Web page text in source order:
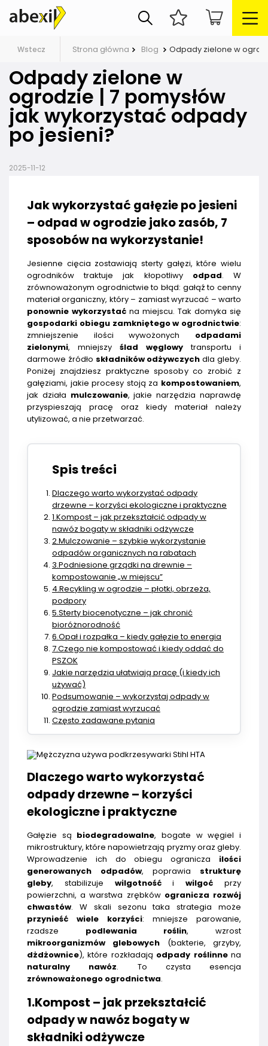
Wstecz Strona główna Blog Odpady zielone w
Odpady zielone w
ogrodzie | 7 pomysłów
jak wykorzystać odpady
po jesieni?
2025-11-12
Jak wykorzystać gałęzie po jesieni
– odpad w ogrodzie jako zasób, 7
sposobów na wykorzystanie!
Jesienne cięcia zostawiają sterty gałęzi, które wielu
ogrodników traktuje jak kłopotliwy odpad. W
zrównoważonym ogrodnictwie to błąd: gałąź to cenny
materiał organiczny, który – zamiast wyrzucać – warto
ponownie wykorzystać na miejscu. Tak domyka się
gospodarki obiegu zamkniętego w ogrodnictwie:
zmniejszenie ilości wywożonych odpadami
zielonymi, mniejszy ślad węglowy transportu i
darmowe źródło składników odżywczych dla gleby.
Poniżej znajdziesz praktyczne sposoby co zrobić z
gałęziami, jakie procesy stoją za kompostowaniem,
jak działa mulczowanie, jakie narzędzia naprawdę
przyspieszają pracę oraz kiedy materiał należy
utylizować, a nie przetwarzać.
Spis treści
Dlaczego warto wykorzystać odpady
drzewne – korzyści ekologiczne i praktyczne
1.Kompost – jak przekształcić odpady w
nawóz bogaty w składniki odżywcze
2.Mulczowanie – szybkie wykorzystanie
odpadów organicznych na rabatach
3.Podniesione grządki na drewnie –
kompostowanie „w miejscu”
4.Recykling w ogrodzie – płotki, obrzeża,
podpory
5.Sterty biocenotyczne – jak chronić
bioróżnorodność
6.Opał i rozpałka – kiedy gałęzie to energia
7.Czego nie kompostować i kiedy oddać do
PSZOK
Jakie narzędzia ułatwiają pracę (i kiedy ich
używać)
Podsumowanie – wykorzystaj odpady w
ogrodzie zamiast wyrzucać
Często zadawane pytania
Dlaczego warto wykorzystać
odpady drzewne – korzyści
ekologiczne i praktyczne
Gałęzie są biodegradowalne, bogate w węgiel i
mikrostruktury, które napowietrzają pryzmy oraz gleby.
Wprowadzenie ich do obiegu ogranicza ilości
generowanych odpadów, poprawia strukturę
gleby, stabilizuje wilgotnośćiwilgoć przy
powierzchni, a warstwa zrębków ogranicza rozwój
chwastów. W skali sezonu taka strategia może
przynieść wiele korzyści: mniejsze parowanie,
rzadsze podlewania roślin, wzrost
mikroorganizmów glebowych (bakterie, grzyby,
dżdżownice), które rozkładają odpady roślinnena
naturalny nawóz. To czysta esencja
zrównoważonego ogrodnictwa.
1.Kompost – jak przekształcić
odpady w nawóz bogaty w
składniki odżywcze